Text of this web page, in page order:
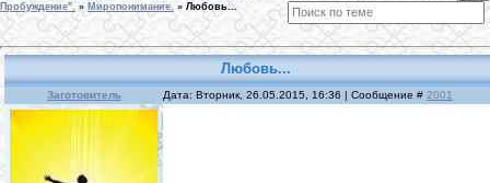
Пробуждение". » Миропонимание. » Любовь...
Любовь...
Заготовитель Дата: Вторник, 26.05.2015, 16:36 | Сообщение #2001